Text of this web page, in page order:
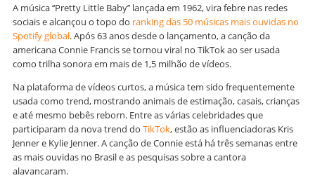
A música ‘‘Pretty Little Baby’’ lançada em 1962, vira febre nas redes
sociais e alcançou o topo do ranking das 50 músicas mais ouvidas no
Spotify global. Após 63 anos desde o lançamento, a canção da
americana Connie Francis se tornou viral no TikTok ao ser usada
como trilha sonora em mais de 1,5 milhão de vídeos.
Na plataforma de vídeos curtos, a música tem sido frequentemente
usada como trend, mostrando animais de estimação, casais, crianças
e até mesmo bebês reborn. Entre as várias celebridades que
participaram da nova trend do TikTok, estão as influenciadoras Kris
Jenner e Kylie Jenner. A canção de Connie está há três semanas entre
as mais ouvidas no Brasil e as pesquisas sobre a cantora
alavancaram.